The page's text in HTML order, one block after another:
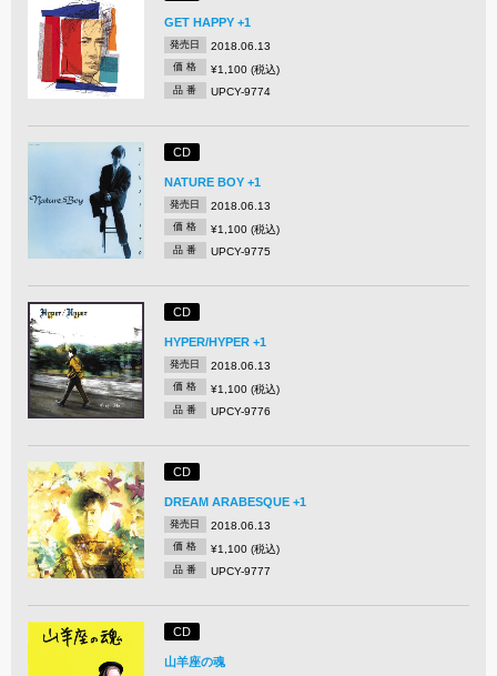
GET HAPPY +1
発売日 2018.06.13
価 格 ¥1,100 (税込)
品 番 UPCY-9774
CD
NATURE BOY +1
発売日 2018.06.13
価 格 ¥1,100 (税込)
品 番 UPCY-9775
CD
HYPER/HYPER +1
発売日 2018.06.13
価 格 ¥1,100 (税込)
品 番 UPCY-9776
CD
DREAM ARABESQUE +1
発売日 2018.06.13
価 格 ¥1,100 (税込)
品 番 UPCY-9777
CD
山羊座の魂